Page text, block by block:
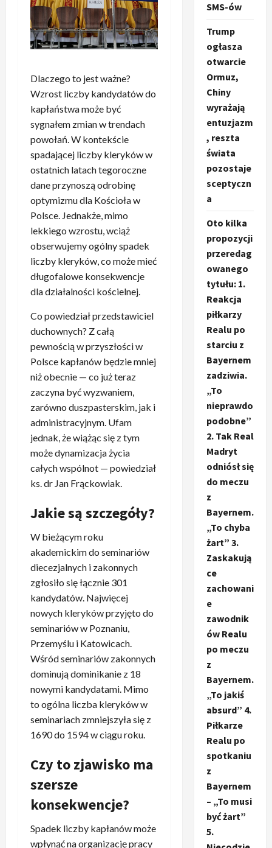
Dlaczego to jest ważne?
Wzrost liczby kandydatów do
kapłaństwa może być
sygnałem zmian w trendach
powołań. W kontekście
spadającej liczby kleryków w
ostatnich latach tegoroczne
dane przynoszą odrobinę
optymizmu dla Kościoła w
Polsce. Jednakże, mimo
lekkiego wzrostu, wciąż
obserwujemy ogólny spadek
liczby kleryków, co może mieć
długofalowe konsekwencje
dla działalności kościelnej.
Co powiedział przedstawiciel
duchownych? Z całą
pewnością w przyszłości w
Polsce kapłanów będzie mniej
niż obecnie — co już teraz
zaczyna być wyzwaniem,
zarówno duszpasterskim, jak i
administracyjnym. Ufam
jednak, że wiążąc się z tym
może dynamizacja życia
całych wspólnot — powiedział
ks. dr Jan Frąckowiak.
Jakie są szczegóły?
W bieżącym roku
akademickim do seminariów
diecezjalnych i zakonnych
zgłosiło się łącznie 301
kandydatów. Najwięcej
nowych kleryków przyjęto do
seminariów w Poznaniu,
Przemyślu i Katowicach.
Wśród seminariów zakonnych
dominują dominikanie z 18
nowymi kandydatami. Mimo
to ogólna liczba kleryków w
seminariach zmniejszyła się z
1690 do 1594 w ciągu roku.
Czy to zjawisko ma
szersze
konsekwencje?
Spadek liczby kapłanów może
wpłynąć na organizację pracy
SMS-ów
Trump
ogłasza
otwarcie
Ormuz,
Chiny
wyrażają
entuzjazm
, reszta
świata
pozostaje
sceptyczn
a
Oto kilka
propozycji
przeredag
owanego
tytułu: 1.
Reakcja
piłkarzy
Realu po
starciu z
Bayernem
zadziwia.
„To
nieprawdo
podobne”
2. Tak Real
Madryt
odniósł się
do meczu
z
Bayernem.
„To chyba
żart” 3.
Zaskakują
ce
zachowani
e
zawodnik
ów Realu
po meczu
z
Bayernem.
„To jakiś
absurd” 4.
Piłkarze
Realu po
spotkaniu
z
Bayernem
– „To musi
być żart”
5.